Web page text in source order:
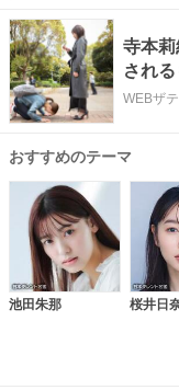
寺本莉
され
っこよ
WEBザ
おすすめのテーマ
池田朱那 桜井日